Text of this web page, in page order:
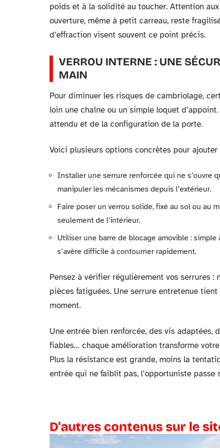
poids et à la solidité au toucher. Attention
ouverture, même à petit carreau, reste
d’effraction visent souvent ce point précis.
VERROU INTERNE : UNE
MAIN
Pour diminuer les risques de cambriolage,
loin une chaîne ou un simple loquet
attendu et de la configuration de la porte.
Voici plusieurs options concrètes pour
Installer une serrure renforcée qui ne s’ouvre
manipuler les mécanismes depuis l’extérieur.
Faire poser un verrou solide, fixé au sol ou au
seulement de l’intérieur.
Utiliser une barre de blocage amovible :
s’avère difficile à contourner rapidement.
Pensez à vérifier régulièrement vos serrures
pièces fatiguées. Une serrure entretenue
moment.
Une entrée bien renforcée, des vis adaptées,
fiables… chaque amélioration transforme
Plus la résistance est grande, moins la
entrée qui ne faiblit pas, l’opportuniste passe
D'autres contenus sur le